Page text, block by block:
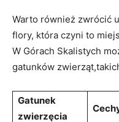
Warto również zwrócić‍
flory, która czyni to
W Górach Skalistych‍
‌gatunków
Gatunek
⁤zwierzęcia